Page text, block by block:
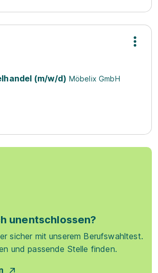
(m/w/d) Möbelix GmbH
unentschlossen?
sicher mit unserem Berufswahltest.
und passende Stelle finden.